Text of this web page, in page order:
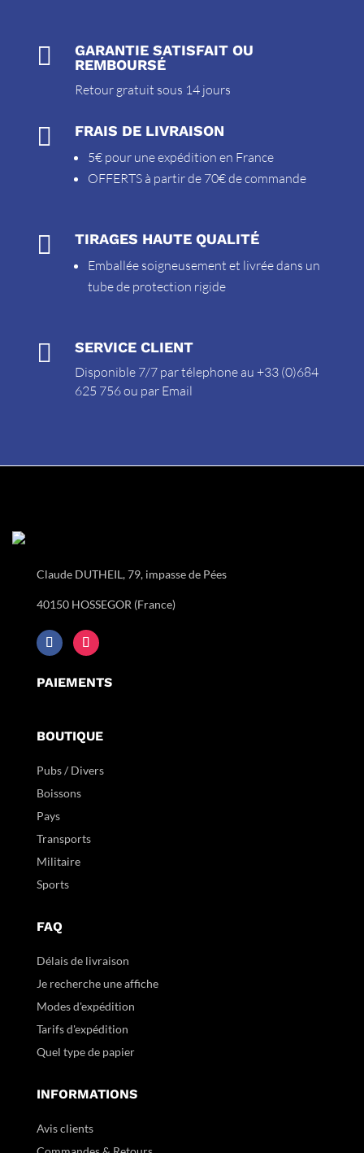

GARANTIE SATISFAIT OU
REMBOURSÉ
Retour gratuit sous 14 jours
 FRAIS DE LIVRAISON
5€ pour une expédition en France
OFFERTS à partir de 70€ de commande
 TIRAGES HAUTE QUALITÉ
Emballée soigneusement et livrée dans un
tube de protection rigide
 SERVICE CLIENT
Disponible 7/7 par télephone au +33 (0)684
625 756 ou par Email
Claude DUTHEIL, 79, impasse de Pées
40150 HOSSEGOR (France)
PAIEMENTS
BOUTIQUE
Pubs / Divers
Boissons
Pays
Transports
Militaire
Sports
FAQ
Délais de livraison
Je recherche une affiche
Modes d'expédition
Tarifs d'expédition
Quel type de papier
INFORMATIONS
Avis clients